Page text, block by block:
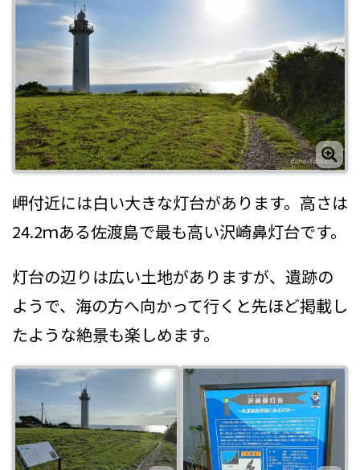
岬付近には白い大きな灯台があります。高さは
24.2ｍある佐渡島で最も高い沢崎鼻灯台です。
灯台の辺りは広い土地がありますが、遺跡の
ようで、海の方へ向かって行くと先ほど掲載し
たような絶景も楽しめます。